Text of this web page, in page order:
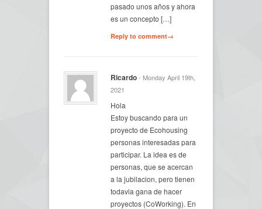
pasado unos años y ahora
es un concepto […]
Reply to comment→
Ricardo- Monday April 19th,
2021
Hola
Estoy buscando para un
proyecto de Ecohousing
personas interesadas para
participar. La idea es de
personas, que se acercan
a la jubilacion, pero tienen
todavia gana de hacer
proyectos (CoWorking). En